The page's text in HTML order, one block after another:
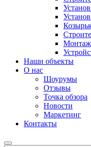
Монтаж
Наши объекты
О нас
Шоурумы
Отзывы
Точка обзора
Новости
Маркетинг
Контакты